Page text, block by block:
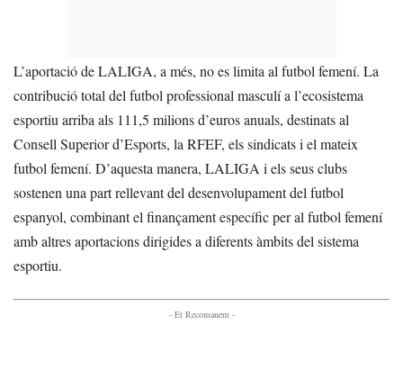
L’aportació de LALIGA, a més, no es limita al futbol femení. La
contribució total del futbol professional masculí a l’ecosistema
esportiu arriba als 111,5 milions d’euros anuals, destinats al
Consell Superior d’Esports, la RFEF, els sindicats i el mateix
futbol femení. D’aquesta manera, LALIGA i els seus clubs
sostenen una part rellevant del desenvolupament del futbol
espanyol, combinant el finançament específic per al futbol femení
amb altres aportacions dirigides a diferents àmbits del sistema
esportiu.
- Et Recomanem -